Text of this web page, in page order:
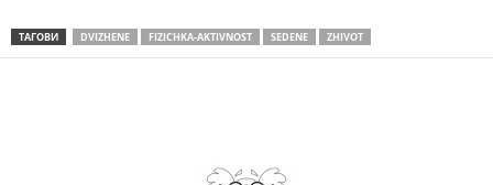
ТАГОВИ DVIZHENE FIZICHKA-AKTIVNOST SEDENE ZHIVOT